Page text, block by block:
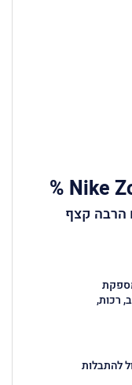
Nike
הרבה קצף
רכות,
להתבלות